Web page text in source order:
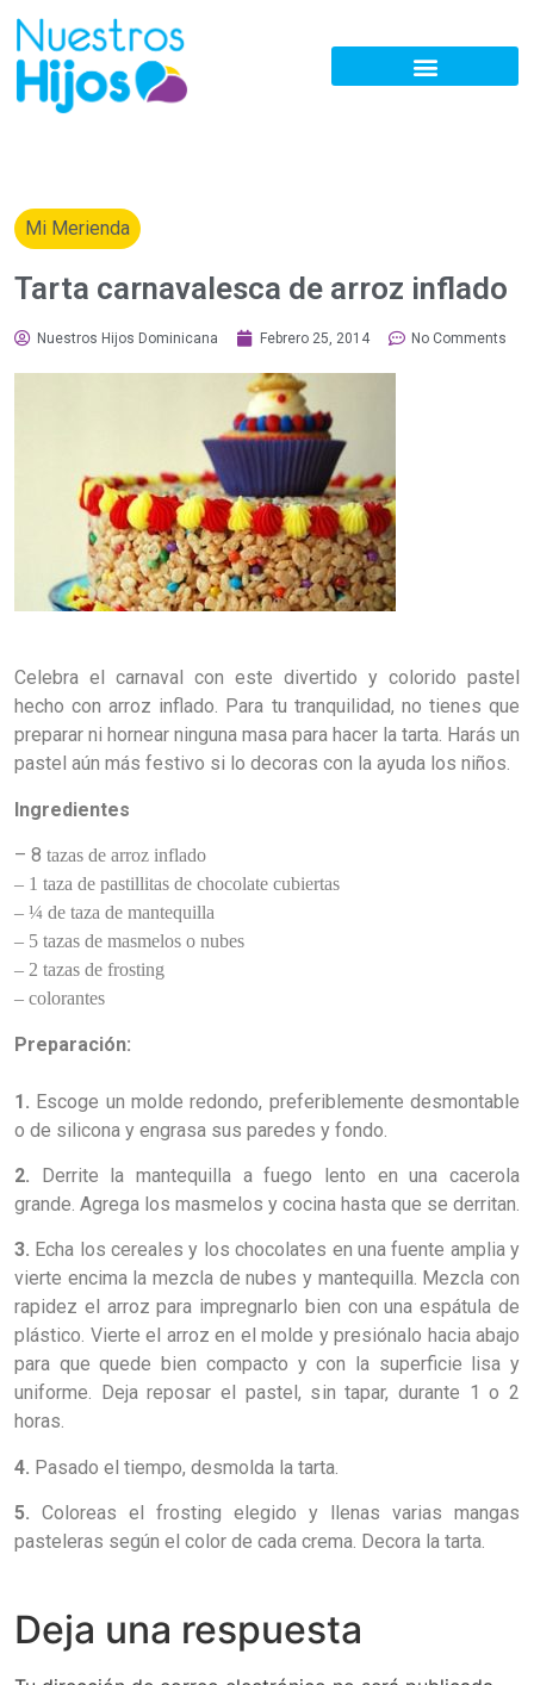
Mi Merienda
Tarta carnavalesca de arroz inflado
Nuestros Hijos Dominicana Febrero 25, 2014 No Comments
Celebra el carnaval con este divertido y colorido pastel
hecho con arroz inflado. Para tu tranquilidad, no tienes que
preparar ni hornear ninguna masa para hacer la tarta. Harás un
pastel aún más festivo si lo decoras con la ayuda los niños.
Ingredientes
– 8 tazas de arroz inflado
– 1 taza de pastillitas de chocolate cubiertas
– ¼ de taza de mantequilla
– 5 tazas de masmelos o nubes
– 2 tazas de frosting
– colorantes
Preparación:
1. Escoge un molde redondo, preferiblemente desmontable
o de silicona y engrasa sus paredes y fondo.
2. Derrite la mantequilla a fuego lento en una cacerola
grande. Agrega los masmelos y cocina hasta que se derritan.
3. Echa los cereales y los chocolates en una fuente amplia y
vierte encima la mezcla de nubes y mantequilla. Mezcla con
rapidez el arroz para impregnarlo bien con una espátula de
plástico. Vierte el arroz en el molde y presiónalo hacia abajo
para que quede bien compacto y con la superficie lisa y
uniforme. Deja reposar el pastel, sin tapar, durante 1 o 2
horas.
4. Pasado el tiempo, desmolda la tarta.
5. Coloreas el frosting elegido y llenas varias mangas
pasteleras según el color de cada crema. Decora la tarta.
Deja una respuesta